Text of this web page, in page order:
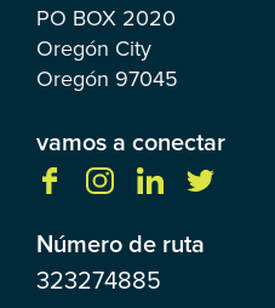
PO BOX 2020
Oregón City
Oregón 97045
vamos a conectar
Número de ruta
323274885